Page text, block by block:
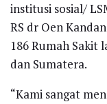
institusi sosial/
RS dr Oen
186 Rumah Sakit
dan Sumatera.
“Kami sangat